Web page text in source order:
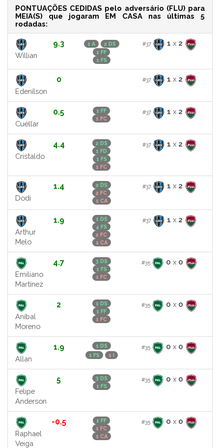
PONTUAÇÕES CEDIDAS pelo adversário (FLU) para
MEIA(S) que jogaram EM CASA nas últimas 5
rodadas:
Willian
9.3 1 A
2 DS
1 FF
1 FS
#37 1 x 2
Edenílson
0 #37 1 x 2
Cuéllar
0.5
1 FF
1 FC
#37 1 x 2
Cristaldo
4.4
2 DS
1 FD
1 FS
1 FC
#37 1 x 2
Dodi
1.4
2 DS
2 FC
1 CA
#37 1 x 2
Arthur
Melo
1.9
1 DS
4 FS
2 FC
1 CA
#37 1 x 2
Emiliano
Martínez
4.7
3 DS
1 FS
1 FC
#35 0 x 0
Aníbal
Moreno
2
1 DS
1 FF
1 FC
#35 0 x 0
Allan
1.9
1 DS
1 FS
1 I
#35 0 x 0
Felipe
Anderson
5
3 DS
1 FS
#35 0 x 0
Raphael
Veiga
-0.5
1 FF
1 FC
1 CA
#35 0 x 0